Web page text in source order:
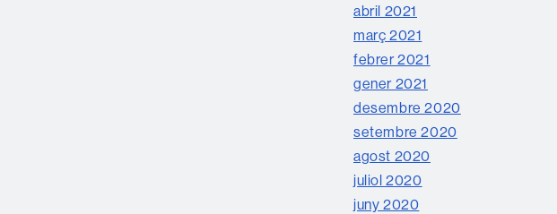
abril 2021
març 2021
febrer 2021
gener 2021
desembre 2020
setembre 2020
agost 2020
juliol 2020
juny 2020